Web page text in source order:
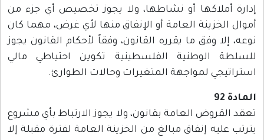
إدارة أملاكها أو نشاطها، ولا يجوز تخصيص أي جزء من
أموال الخزينة العامة أو الإنفاق منها لأي غرض، مهما كان
نوعه، إلا وفق ما يقرره القانون، وفقاً لأحكام القانون يجوز
للسلطة الوطنية الفلسطينية تكوين احتياطي مالي
استراتيجي لمواجهة المتغيرات وحالات الطوارئ.
المادة 92
تعقد القروض العامة بقانون، ولا يجوز الارتباط بأي مشروع
يترتب عليه إنفاق مبالغ من الخزينة العامة لفترة مقبلة إلا